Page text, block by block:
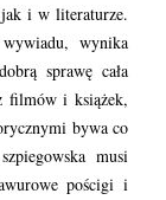
i w literaturze.
wynika
sprawę cała
filmów i książek,
bywa co
musi
pościgi i